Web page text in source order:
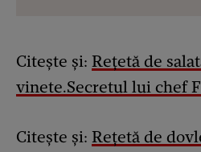
Citește și: Rețetă de
vinete.Secretul lui chef
Citește și: Rețetă de